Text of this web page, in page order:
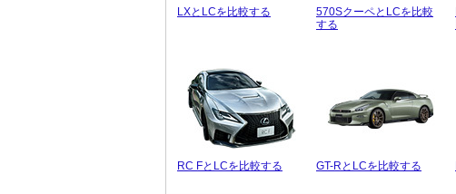
LXとLCを比較する
570SクーペとLCを比較
する
RC FとLCを比較する GT-RとLCを比較する